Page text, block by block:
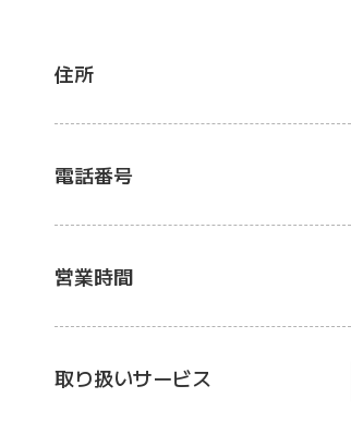
住所
電話番号
営業時間
取り扱いサービス